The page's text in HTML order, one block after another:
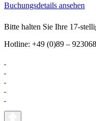
Buchungsdetails ansehen
Bitte halten Sie Ihre 17-
Hotline: +49 (0)89 –